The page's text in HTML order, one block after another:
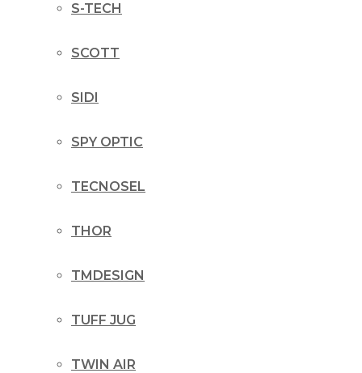
S-TECH
SCOTT
SIDI
SPY OPTIC
TECNOSEL
THOR
TMDESIGN
TUFF JUG
TWIN AIR